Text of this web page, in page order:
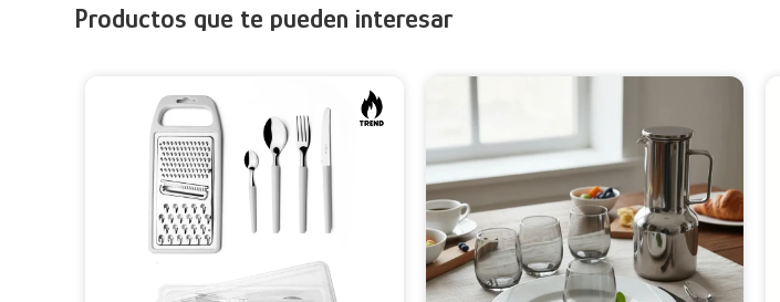
Productos que te pueden interesar